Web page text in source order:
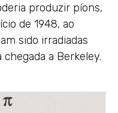
produzir píons,
de 1948, ao
sido irradiadas
a Berkeley.